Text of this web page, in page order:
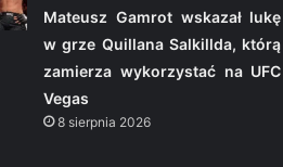
Mateusz Gamrot wskazał lukę
w grze Quillana Salkillda, którą
zamierza wykorzystać na UFC
Vegas
8 sierpnia 2026